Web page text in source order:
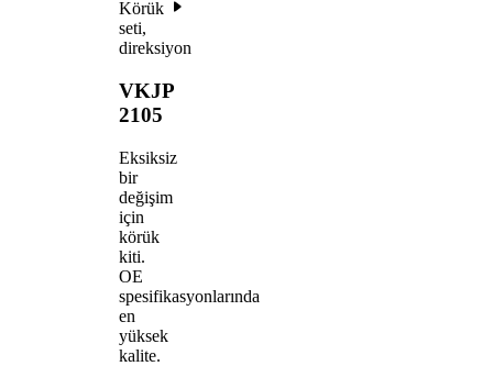
Körük
seti,
direksiyon
VKJP
2105
Eksiksiz
bir
değişim
için
körük
kiti.
OE
spesifikasyonlarında
en
yüksek
kalite.